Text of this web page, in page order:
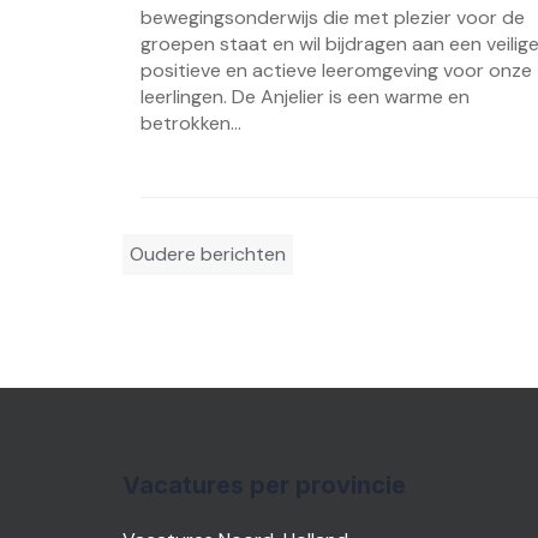
bewegingsonderwijs die met plezier voor de
groepen staat en wil bijdragen aan een
positieve en actieve leeromgeving voor onze
leerlingen. De Anjelier is een warme en
betrokken...
Berichtennavigatie
Oudere berichten